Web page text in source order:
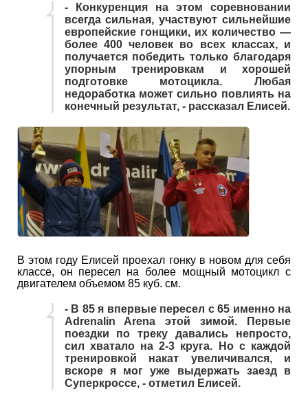
- Конкуренция на этом соревновании
всегда сильная, участвуют сильнейшие
европейские гонщики, их количество —
более 400 человек во всех классах, и
получается победить только благодаря
упорным тренировкам и хорошей
подготовке мотоцикла. Любая
недоработка может сильно повлиять на
конечный результат, - рассказал Елисей.
В этом году Елисей проехал гонку в новом для себя
классе, он пересел на более мощный мотоцикл с
двигателем объемом 85 куб. см.
- В 85 я впервые пересел с 65 именно на
Adrenalin Arena этой зимой. Первые
поездки по треку давались непросто,
сил хватало на 2-3 круга. Но с каждой
тренировкой накат увеличивался, и
вскоре я мог уже выдержать заезд в
Суперкроссе, - отметил Елисей.